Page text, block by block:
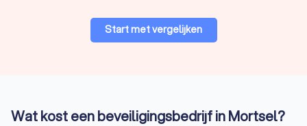
Start met vergelijken
Wat kost een beveiligingsbedrijf in Mortsel?